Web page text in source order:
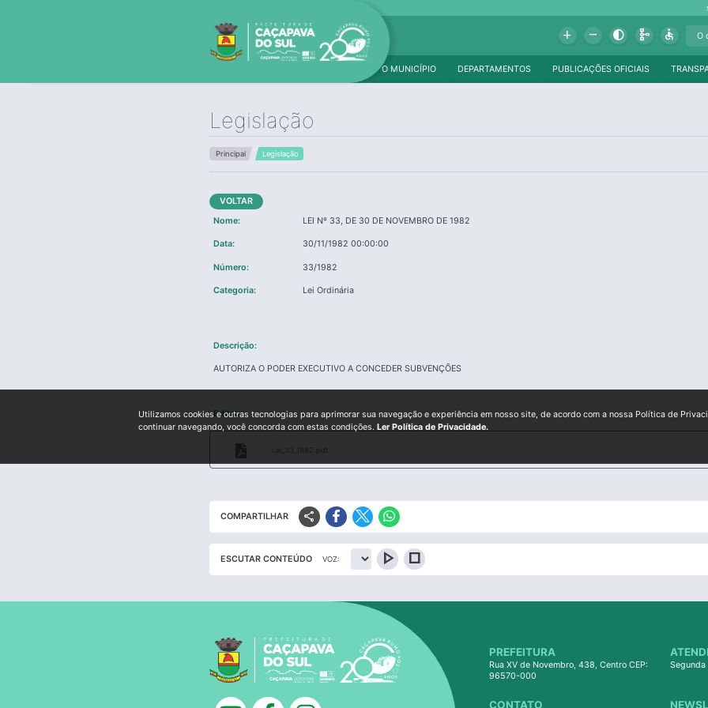
Add Remove Contrast Schema Accessible
PUBLICAÇÕES OFICIAIS
DEPARTAMENTOS
O MUNICÍPIO
Legislação
Principal Legislação
VOLTAR
Nome:
LEI Nº 33, DE 30 DE NOVEMBRO DE 1982
Data: 30/11/1982 00:00:00
Número: 33/1982
Categoria: Lei Ordinária
Descrição:
AUTORIZA O PODER EXECUTIVO A CONCEDER SUBVENÇÕES
Edital:
Lei_33_1982.pdf
COMPARTILHAR share
ESCUTAR CONTEÚDO VOZ: play_arrow stop
PREFEITURA
Rua XV de Novembro, 438, Centro CEP:
96570-000
Segunda
CONTATO
Utilizamos cookies e outras tecnologias para aprimorar sua navegação e experiência em nosso site, de acordo com a nossa Política de
continuar navegando, você concorda com estas condições. Ler Política de Privacidade.